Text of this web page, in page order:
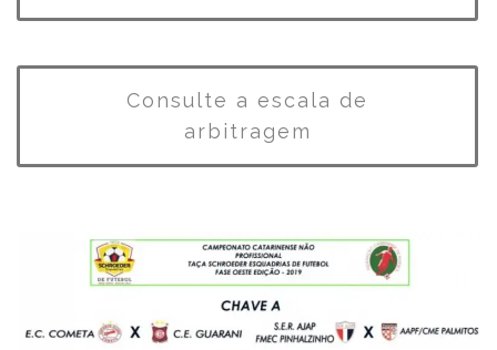
Consulte a escala de
arbitragem